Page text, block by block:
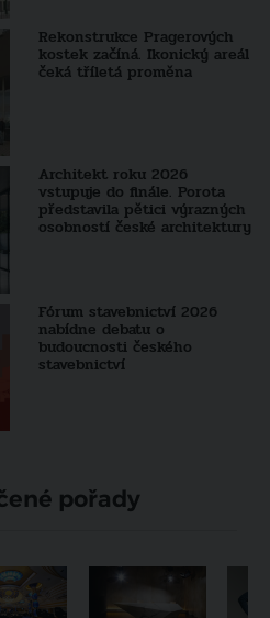
Rekonstrukce Pragerových
kostek začíná. Ikonický areál
čeká tříletá proměna
Architekt roku 2026
vstupuje do finále. Porota
představila pětici výrazných
osobností české architektury
Fórum stavebnictví 2026
nabídne debatu o
budoucnosti českého
stavebnictví
pořady